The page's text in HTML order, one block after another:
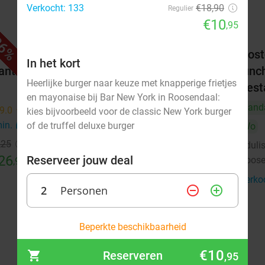
9.0 star
directions_car
,95
Wo
Adulis Restaurant
9.6star
Roosendaal
Wo
Verkocht: 133
Regulier €18,90
€10,95
In het kort
Heerlijke burger naar keuze met knapperige frietjes
en mayonaise bij Bar New York in Roosendaal:
kies bijvoorbeeld voor de classic New York burger
of de truffel deluxe burger
Reserveer jouw deal
2 Personen remove_circle_outline add_circle_outline
augustus 2026
Beperkte beschikbaarheid
Reserveren €10,95